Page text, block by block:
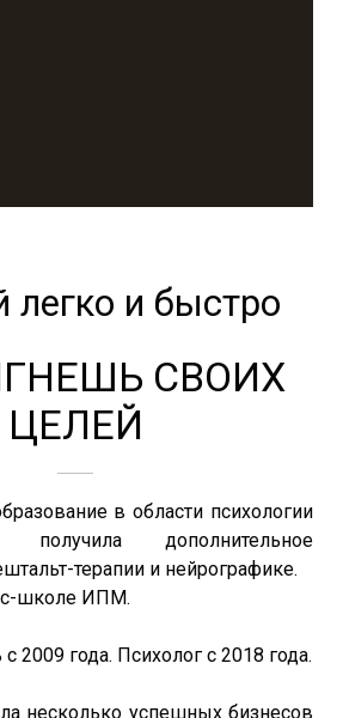
легко и быстро
СВОИХ
ЦЕЛЕЙ
в области психологии
дополнительное
терапии и нейрографике.
школе ИПМ.
2009 года. Психолог с 2018 года.
несколько успешных бизнесов